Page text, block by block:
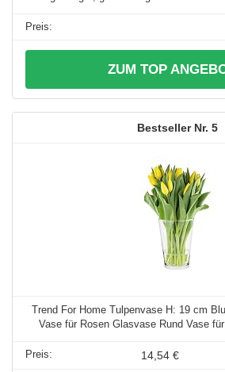
ZUM TOP
5
Trend For Home Tulpenvase H: 19 cm
Vase für Rosen Glasvase Rund Vase
14,54 €